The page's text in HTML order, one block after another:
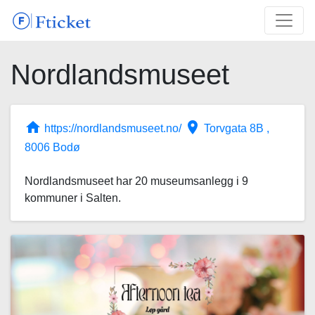
Nordlandsmuseet
home https://nordlandsmuseet.no/ place Torvgata 8B ,
8006 Bodø
Nordlandsmuseet har 20 museumsanlegg i 9
kommuner i Salten.